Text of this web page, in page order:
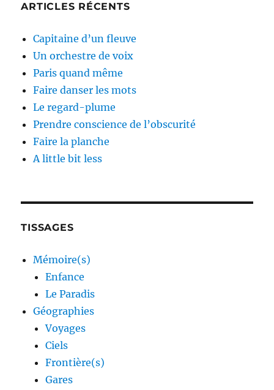
ARTICLES RÉCENTS
Capitaine d’un fleuve
Un orchestre de voix
Paris quand même
Faire danser les mots
Le regard-plume
Prendre conscience de l’obscurité
Faire la planche
A little bit less
TISSAGES
Mémoire(s)
Enfance
Le Paradis
Géographies
Voyages
Ciels
Frontière(s)
Gares